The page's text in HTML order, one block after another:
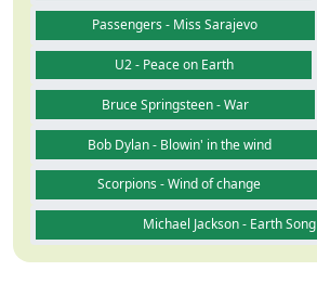
Passengers - Miss Sarajevo
U2 - Peace on Earth
Bruce Springsteen - War
Bob Dylan - Blowin' in the wind
Scorpions - Wind of change
Michael Jackson - Earth Song